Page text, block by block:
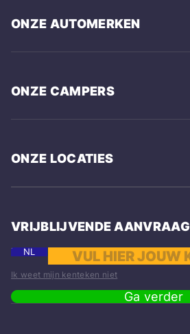
ONZE AUTOMERKEN
ONZE CAMPERS
ONZE LOCATIES
VRIJBLIJVENDE AANVRAAG
NL
Ik weet mijn kenteken niet
Ga verder